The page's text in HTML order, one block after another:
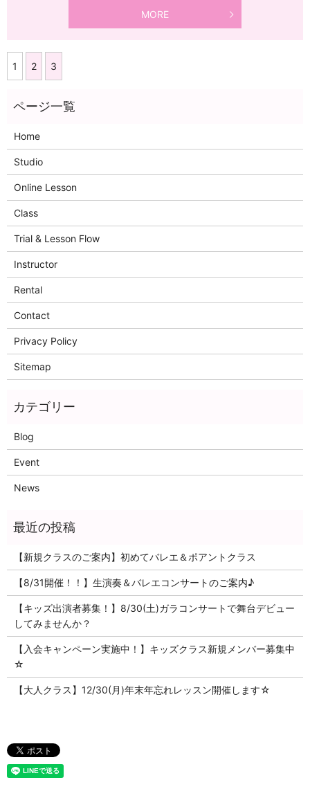
MORE
1 2 3
Home
Studio
Online Lesson
Class
Trial & Lesson Flow
Instructor
Rental
Contact
Privacy Policy
Sitemap
Blog
Event
News
【新規クラスのご案内】初めてバレエ＆ポアントクラス
【8/31開催！！】生演奏＆バレエコンサートのご案内♪
【キッズ出演者募集！】8/30(土)ガラコンサートで舞台デビュー
してみませんか？
【入会キャンペーン実施中！】キッズクラス新規メンバー募集中
☆
【大人クラス】12/30(月)年末年忘れレッスン開催します☆